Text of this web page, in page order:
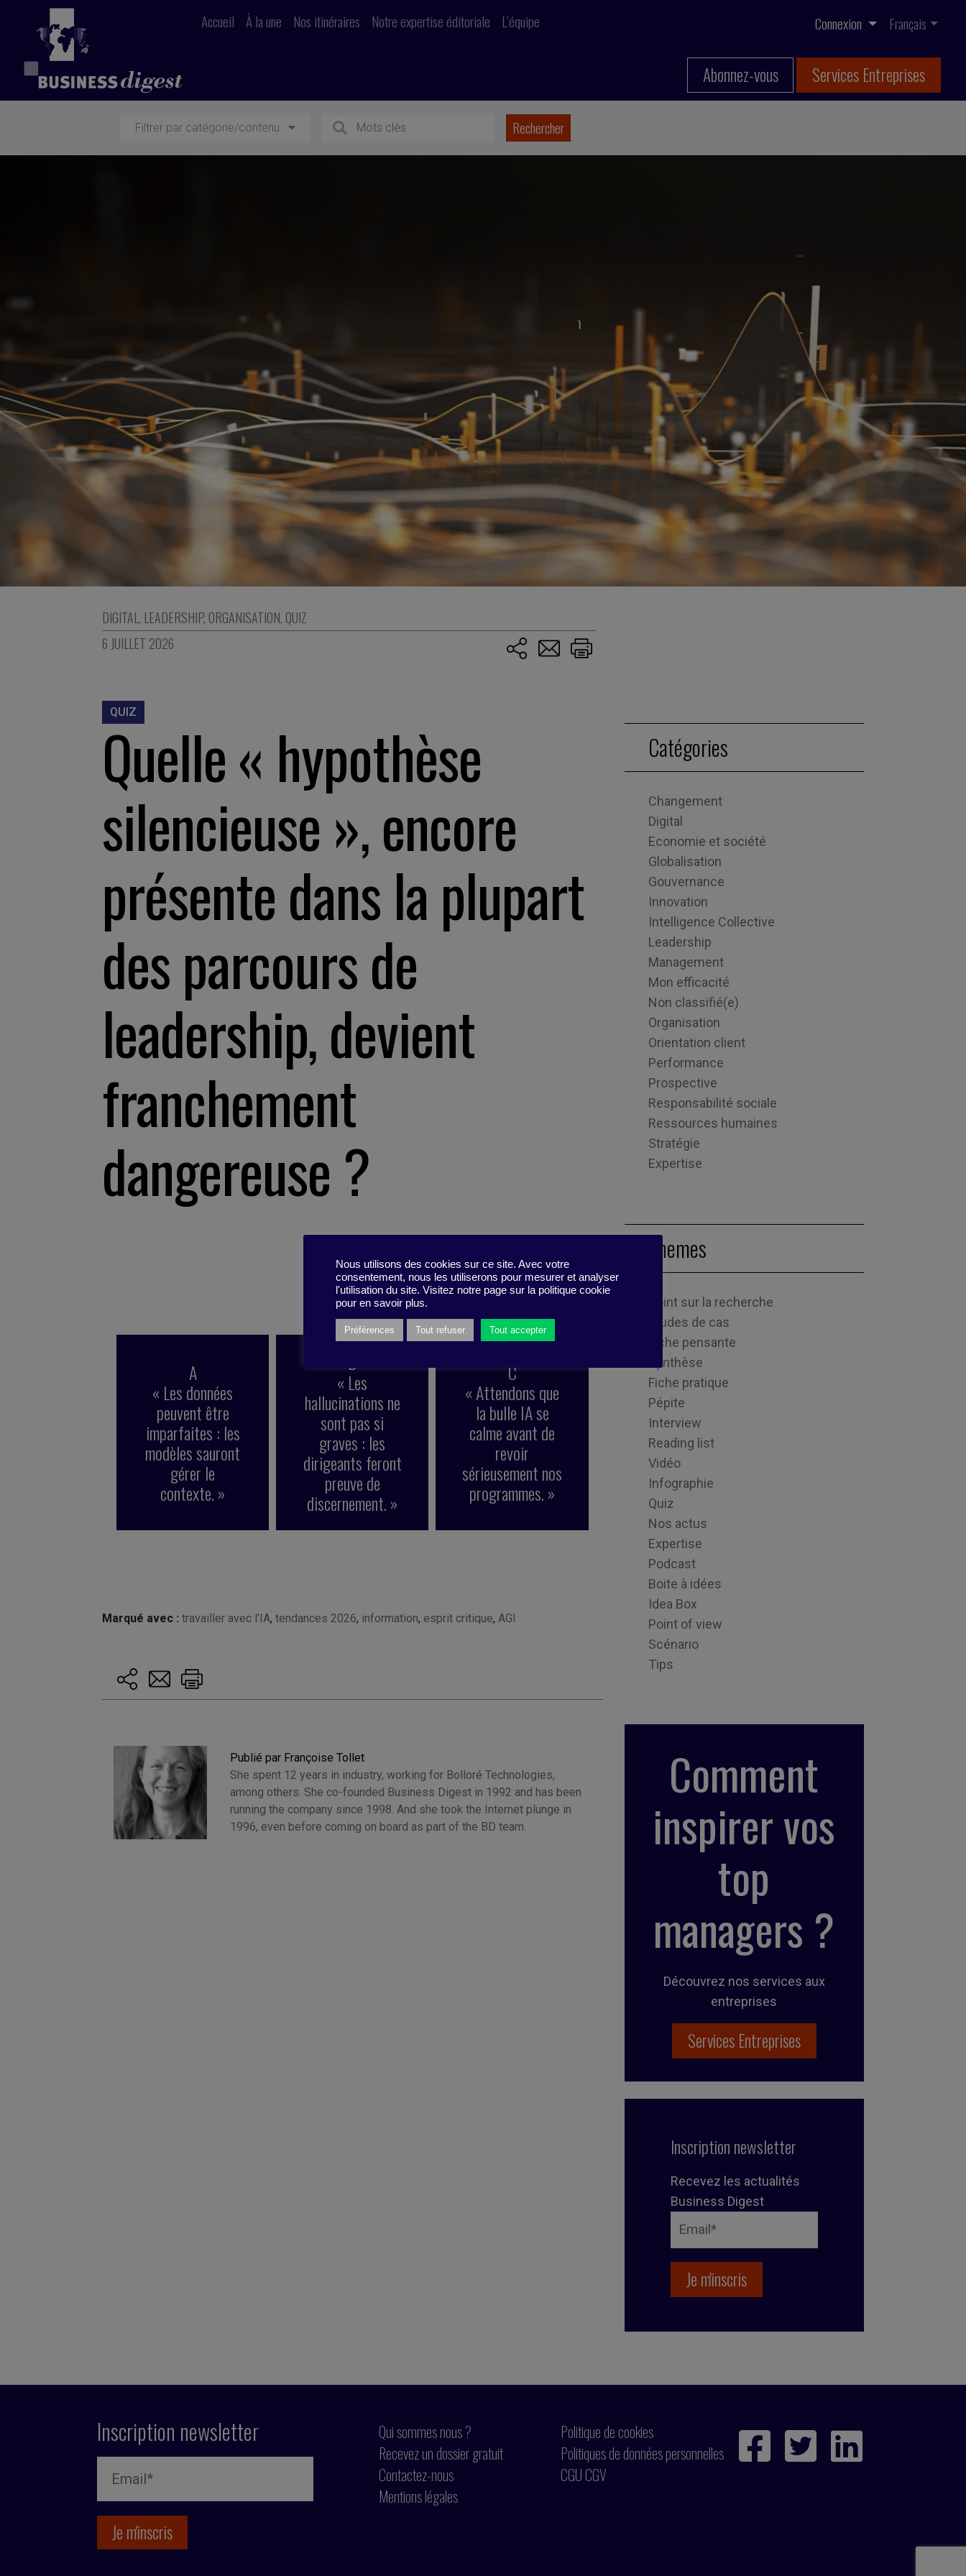
Accueil À la une Nos itinéraires Notre expertise éditoriale L’équipe Connexion Français
Abonnez-vous Services Entreprises
Filtrer par catégorie/contenu
DIGITAL, LEADERSHIP, ORGANISATION, QUIZ
6 JUILLET 2026
QUIZ
Quelle « hypothèse
silencieuse », encore
présente dans la plupart
des parcours de
leadership, devient
franchement
dangereuse ?
A
« Les données
peuvent être
imparfaites : les
modèles sauront
gérer le
contexte. »
B
« Les
hallucinations ne
sont pas si
graves : les
dirigeants feront
preuve de
discernement. »
C
« Attendons que
la bulle IA se
calme avant de
revoir
sérieusement nos
programmes. »
Marqué avec : travailler avec l’IA, tendances 2026, information, esprit critique, AGI
Publié par Françoise Tollet
She spent 12 years in industry, working for Bolloré Technologies,
among others. She co-founded Business Digest in 1992 and has been
running the company since 1998. And she took the Internet plunge in
1996, even before coming on board as part of the BD team.
Catégories
Changement
Digital
Economie et société
Globalisation
Gouvernance
Innovation
Intelligence Collective
Leadership
Management
Mon efficacité
Non classifié(e)
Organisation
Orientation client
Performance
Prospective
Responsabilité sociale
Ressources humaines
Stratégie
Expertise
Themes
Point sur la recherche
Études de cas
Fiche pensante
Synthèse
Fiche pratique
Pépite
Interview
Reading list
Vidéo
Infographie
Quiz
Nos actus
Expertise
Podcast
Boite à idées
Idea Box
Point of view
Scénario
Tips
Comment
inspirer vos
top
managers ?
Découvrez nos services aux
entreprises
Services Entreprises
Inscription newsletter
Recevez les actualités
Business Digest
Inscription newsletter
Qui sommes nous ?
Recevez un dossier gratuit
Contactez-nous
Mentions légales
Politique de cookies
Politiques de données personnelles
CGU CGV
Nous utilisons des cookies sur ce site. Avec votre
consentement, nous les utiliserons pour mesurer et analyser
l'utilisation du site. Visitez notre page sur la politique cookie
pour en savoir plus.
Préférences Tout refuser Tout accepter